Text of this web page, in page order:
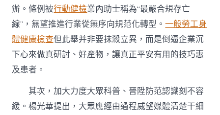
辦。條例被行動健檢業內助士稱為“最嚴合規存亡
線”，無望推進行業從無序向規范化轉型。一般勞工身
體健康檢查但此舉并非要抹殺立異，而是倒逼企業沉
下心來做真研討、好產物，讓真正平安有用的技巧惠
及患者。
其次，加大力度大眾科普、晉陞防范認識刻不容
緩。楊光華提出，大眾應經由過程威望媒體清楚干細